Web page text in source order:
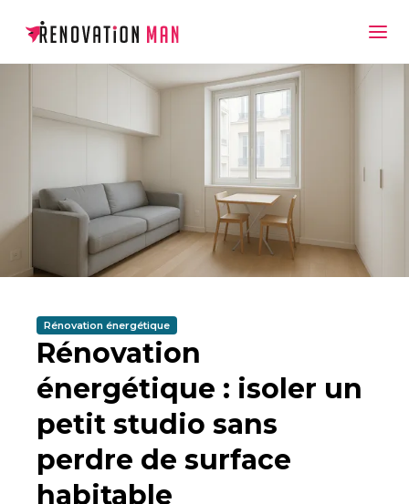
Rénovation énergétique
Rénovation
énergétique : isoler un
petit studio sans
perdre de surface
habitable